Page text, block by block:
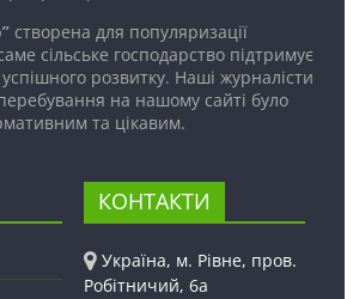
створена для популяризації
сільське господарство підтримує
розвитку. Наші журналісти
на нашому сайті було
та цікавим.
КОНТАКТИ
Україна, м. Рівне, пров.
Робітничий, 6а